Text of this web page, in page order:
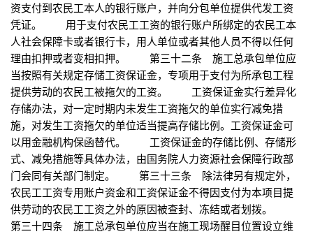
资支付到农民工本人的银行账户，并向分包单位提供代发工资
凭证。 用于支付农民工工资的银行账户所绑定的农民工本
人社会保障卡或者银行卡，用人单位或者其他人员不得以任何
理由扣押或者变相扣押。 第三十二条 施工总承包单位应
当按照有关规定存储工资保证金，专项用于支付为所承包工程
提供劳动的农民工被拖欠的工资。 工资保证金实行差异化
存储办法，对一定时期内未发生工资拖欠的单位实行减免措
施，对发生工资拖欠的单位适当提高存储比例。工资保证金可
以用金融机构保函替代。 工资保证金的存储比例、存储形
式、减免措施等具体办法，由国务院人力资源社会保障行政部
门会同有关部门制定。 第三十三条 除法律另有规定外，
农民工工资专用账户资金和工资保证金不得因支付为本项目提
供劳动的农民工工资之外的原因被查封、冻结或者划拨。
第三十四条 施工总承包单位应当在施工现场醒目位置设立维